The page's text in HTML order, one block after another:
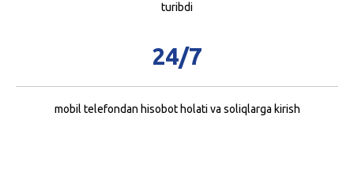
turibdi
24/7
mobil telefondan hisobot holati va soliqlarga kirish